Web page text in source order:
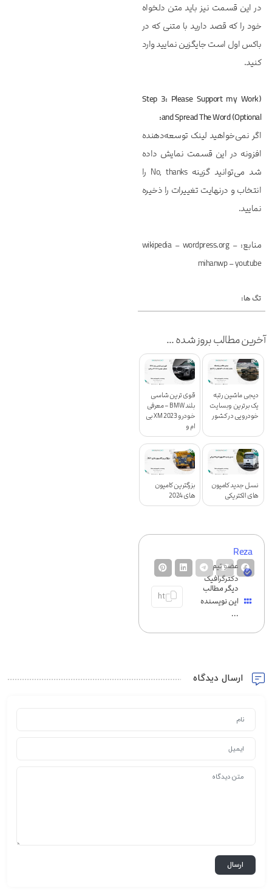
در این قسمت نیز باید متن دلخواه
خود را که قصد دارید با متنی که در
باکس اول است جایگزین نمایید وارد
کنید.
(Step 3: Please Support my Work
and Spread The Word (Optional:
اگر نمی‌خواهید لینک توسعه‌دهنده
افزونه در این قسمت نمایش داده
شد می‌توانید گزینه No, thanks را
انتخاب و درنهایت تغییرات را ذخیره
نمایید.
منابع: wikipedia – wordpress.org –
mihanwp – youtube
تگ ها:
آخرین مطالب بروز شده ...
دیجی ماشین رتبه
یک برترین وبسایت
خودرویی در کشور
قوی ترین شاسی
بلند BMW – معرفی
خودرو XM 2023 بی
ام و
نسل جدید کامیون
های الکتریکی
بزرگترین کامیون
های 2024
Reza
عضو تیم
دکترگرافیک
دیگر مطالب
این نویسنده
...
ارسال دیدگاه